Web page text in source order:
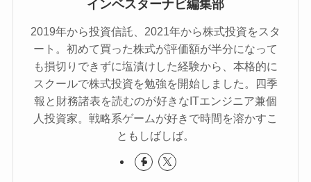
インベスターナビ編集部
2019年から投資信託、2021年から株式投資をスタ
ート。初めて買った株式が評価額が半分になって
も損切りできずに塩漬けした経験から、本格的に
スクールで株式投資を勉強を開始しました。四季
報と財務諸表を読むのが好きなITエンジニア兼個
人投資家。戦略系ゲームが好きで時間を溶かすこ
ともしばしば。